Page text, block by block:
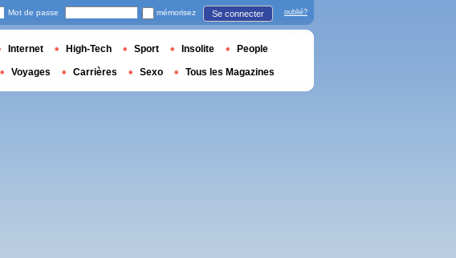
Mot de passe mémorisez Se connecter oublié?
Internet High-Tech Sport Insolite People
Voyages Carrières Sexo Tous les Magazines